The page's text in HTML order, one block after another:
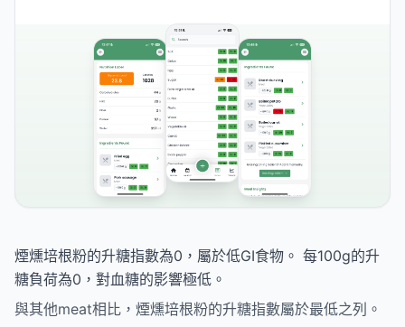
煙燻培根粉的升糖指數為0，屬於低GI食物。 每100g的升
糖負荷為0，對血糖的影響極低。
與其他meat相比，煙燻培根粉的升糖指數屬於最低之列。